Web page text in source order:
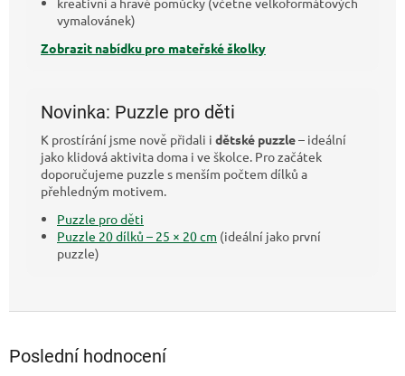
vymalovánek)
Zobrazit nabídku pro mateřské školky
Novinka: Puzzle pro děti
K prostírání jsme nově přidali i dětské puzzle– ideální
jako klidová aktivita doma i ve školce. Pro začátek
doporučujeme puzzle s menším počtem dílků a
přehledným motivem.
Puzzle pro děti
Puzzle 20 dílků – 25 × 20 cm (ideální jako první
puzzle)
Poslední hodnocení